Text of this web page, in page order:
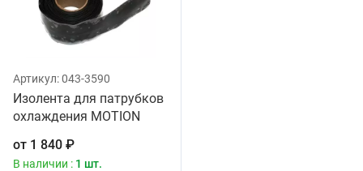
Артикул:043-3590
Изолента для патрубков
охлаждения MOTION
от 1 840 ₽
В наличии : 1 шт.